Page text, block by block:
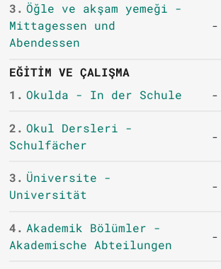
3. Öğle ve akşam yemeği -
Mittagessen und
Abendessen
-
EĞITIM VE ÇALIŞMA
1. Okulda - In der Schule -
2. Okul Dersleri -
Schulfächer
-
3. Üniversite -
Universität
-
4. Akademik Bölümler -
Akademische Abteilungen
-